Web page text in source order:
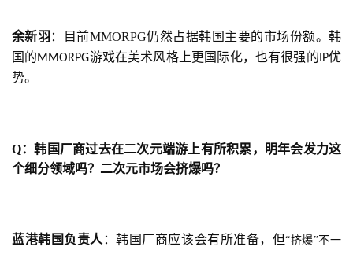
余新羽 ：目前MMORPG仍然占据韩国主要的市场份额。韩
国的MMORPG游戏在美术风格上更国际化，也有很强的IP优
势。
Q：韩国厂商过去在二次元端游上有所积累，明年会发力这
个细分领域吗？二次元市场会挤爆吗？
蓝港韩国负责人 ：韩国厂商应该会有所准备，但“挤爆”不一